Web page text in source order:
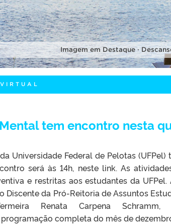
Imagem em Destaque ·
tem encontro nesta
Universidade Federal de Pelotas
será às 14h, neste link. As
e restritas aos estudantes da
da Pró-Reitoria de Assuntos
Renata Carpena
programação completa do mês de